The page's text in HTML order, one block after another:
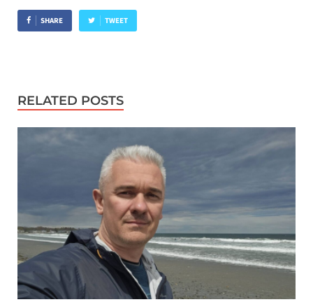
SHARE TWEET
RELATED POSTS